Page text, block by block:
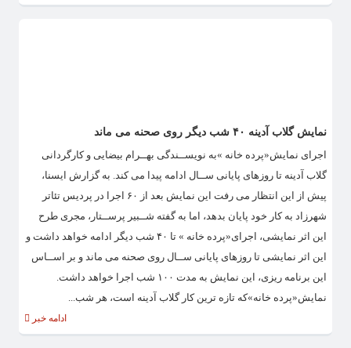
نمایش گلاب آدینه ۴۰ شب دیگر روی صحنه می ماند
اجرای نمایش«پرده خانه »به نویســندگی بهــرام بیضایی و کارگردانی
گلاب آدینه تا روزهای پایانی ســال ادامه پیدا می کند. به گزارش ایسنا،
پیش از این انتظار می رفت این نمایش بعد از ۶۰ اجرا در پردیس تئاتر
شهرزاد به کار خود پایان بدهد، اما به گفته شــبیر پرســتار، مجری طرح
این اثر نمایشی، اجرای«پرده خانه » تا ۴۰ شب دیگر ادامه خواهد داشت و
این اثر نمایشی تا روزهای پایانی ســال روی صحنه می ماند و بر اســاس
این برنامه ریزی، این نمایش به مدت ۱۰۰ شب اجرا خواهد داشت.
نمایش«پرده خانه»که تازه ترین کار گلاب آدینه است، هر شب...
ادامه خبر